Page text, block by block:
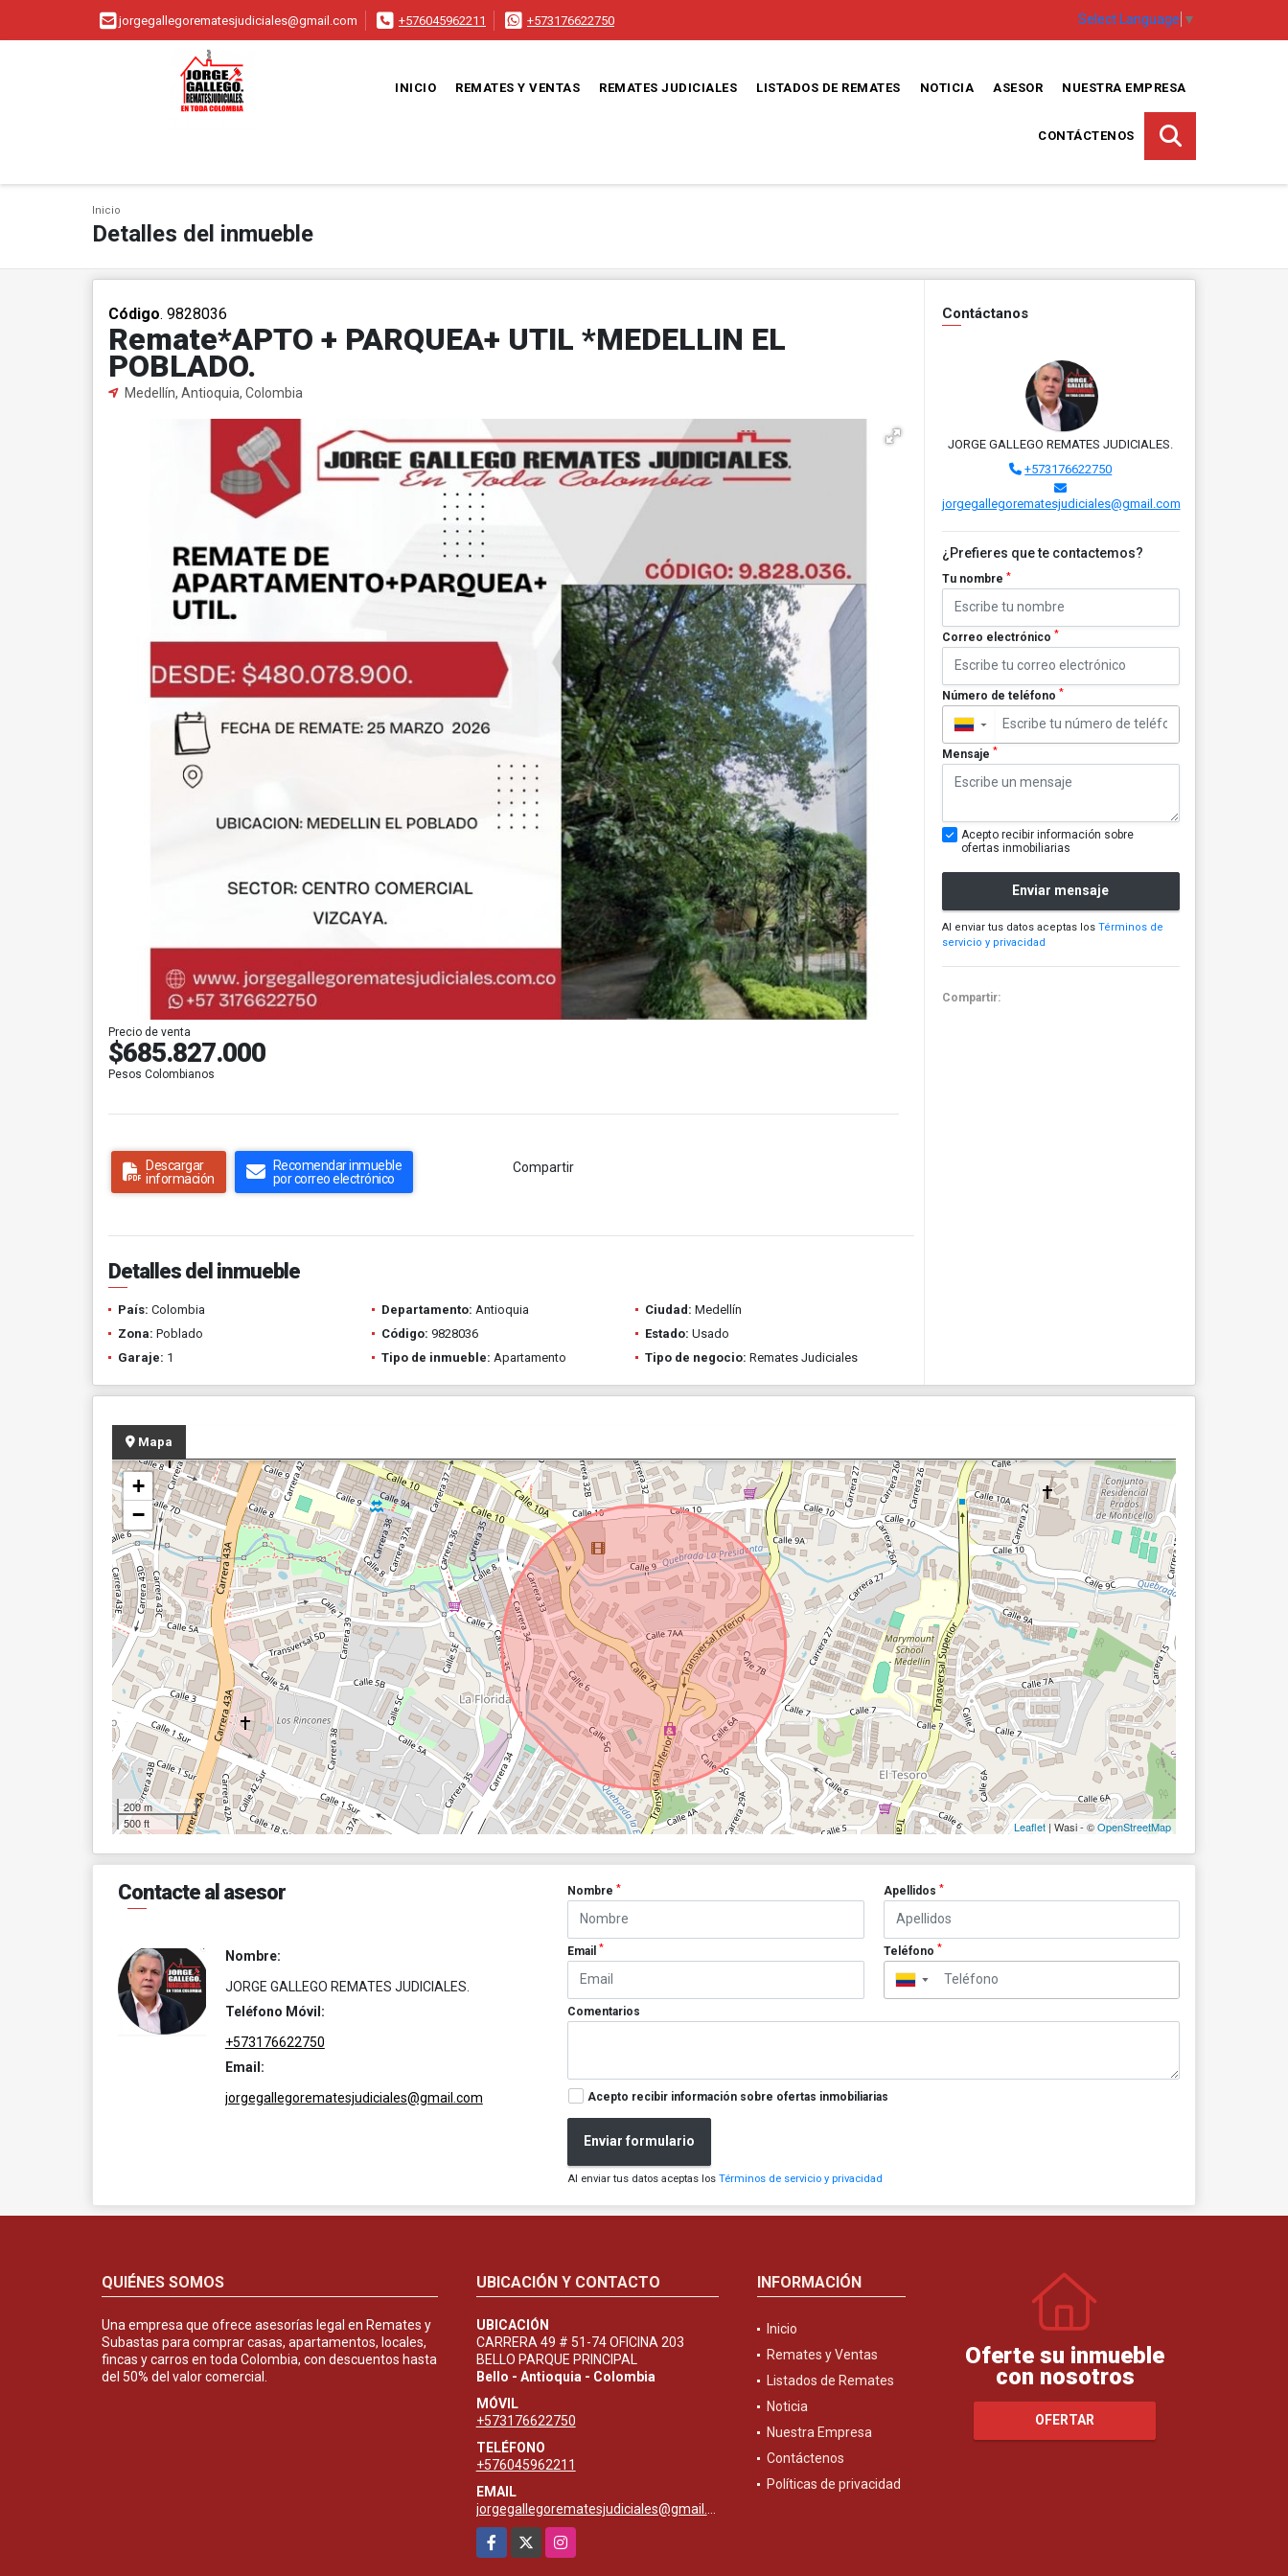
jorgegallegorematesjudiciales@gmail.com +576045962211 +573176622750 Select Language ▼
INICIO REMATES Y VENTAS REMATES JUDICIALES LISTADOS DE REMATES NOTICIA ASESOR NUESTRA EMPRESA
CONTÁCTENOS
Inicio
Detalles del inmueble
Código. 9828036
Remate*APTO + PARQUEA+ UTIL *MEDELLIN EL
POBLADO.
Medellín, Antioquia, Colombia
Precio de venta
$685.827.000
Pesos Colombianos
Descargar
información
Recomendar inmueble
por correo electrónico
Compartir
Detalles del inmueble
País: Colombia Departamento: Antioquia Ciudad: Medellín
Zona: Poblado Código: 9828036 Estado: Usado
Garaje: 1 Tipo de inmueble: Apartamento Tipo de negocio: Remates Judiciales
Contáctanos
JORGE GALLEGO REMATES JUDICIALES.
+573176622750
jorgegallegorematesjudiciales@gmail.com
¿Prefieres que te contactemos?
Tu nombre *
Correo electrónico *
Número de teléfono *
▼
Mensaje *
Acepto recibir información sobre
ofertas inmobiliarias
Enviar mensaje
Al enviar tus datos aceptas los Términos de
servicio y privacidad
Compartir:
Mapa
+
−
200 m
500 ft
Leaflet | Wasi - ©OpenStreetMap
Contacte al asesor
Nombre:
JORGE GALLEGO REMATES JUDICIALES.
Teléfono Móvil:
+573176622750
Email:
jorgegallegorematesjudiciales@gmail.com
Nombre* Apellidos *
Email* Teléfono *
▼
Comentarios
Acepto recibir información sobre ofertas inmobiliarias
Enviar formulario
Al enviar tus datos aceptas losTérminos de servicio y privacidad
QUIÉNES SOMOS
Una empresa que ofrece asesorías legal en Remates y
Subastas para comprar casas, apartamentos, locales,
fincas y carros en toda Colombia, con descuentos hasta
del 50% del valor comercial.
UBICACIÓN Y CONTACTO
UBICACIÓN
CARRERA 49 # 51-74 OFICINA 203
BELLO PARQUE PRINCIPAL
Bello - Antioquia - Colombia
MÓVIL
+573176622750
TELÉFONO
+576045962211
EMAIL
jorgegallegorematesjudiciales@gmail.com
Facebook
Instagram
INFORMACIÓN
Inicio
Remates y Ventas
Listados de Remates
Noticia
Nuestra Empresa
Contáctenos
Políticas de privacidad
Oferte su inmueble
con nosotros
OFERTAR